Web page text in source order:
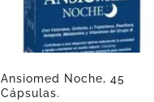
Ansiomed Noche, 45
Cápsulas.